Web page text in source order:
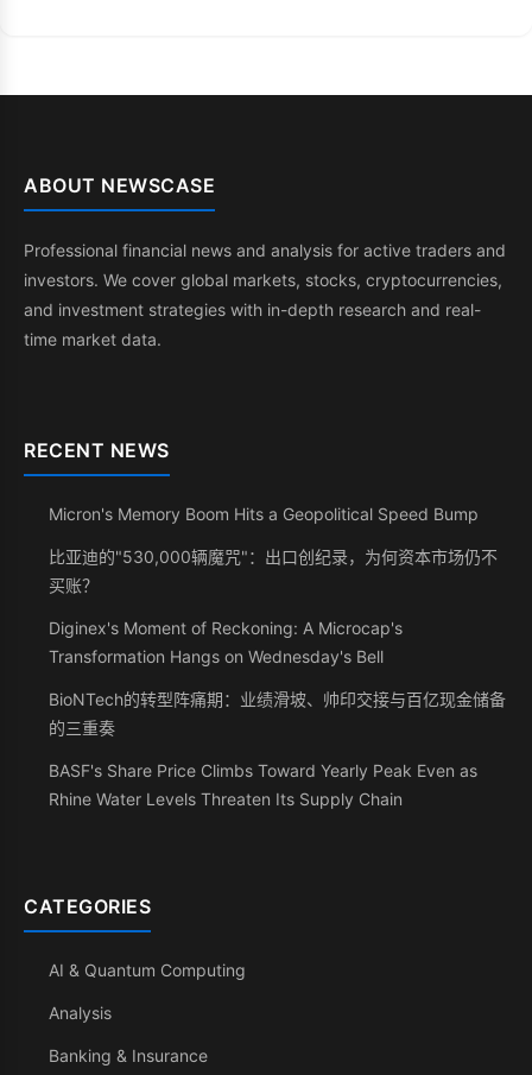
ABOUT NEWSCASE
Professional financial news and analysis for active traders and
investors. We cover global markets, stocks, cryptocurrencies,
and investment strategies with in-depth research and real-
time market data.
RECENT NEWS
Micron's Memory Boom Hits a Geopolitical Speed Bump
比亚迪的"530,000辆魔咒"：出口创纪录，为何资本市场仍不
买账？
Diginex's Moment of Reckoning: A Microcap's
Transformation Hangs on Wednesday's Bell
BioNTech的转型阵痛期：业绩滑坡、帅印交接与百亿现金储备
的三重奏
BASF's Share Price Climbs Toward Yearly Peak Even as
Rhine Water Levels Threaten Its Supply Chain
CATEGORIES
AI & Quantum Computing
Analysis
Banking & Insurance